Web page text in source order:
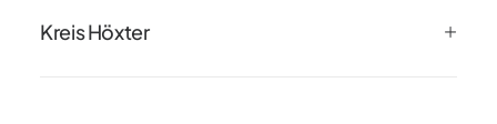
Kreis Höxter